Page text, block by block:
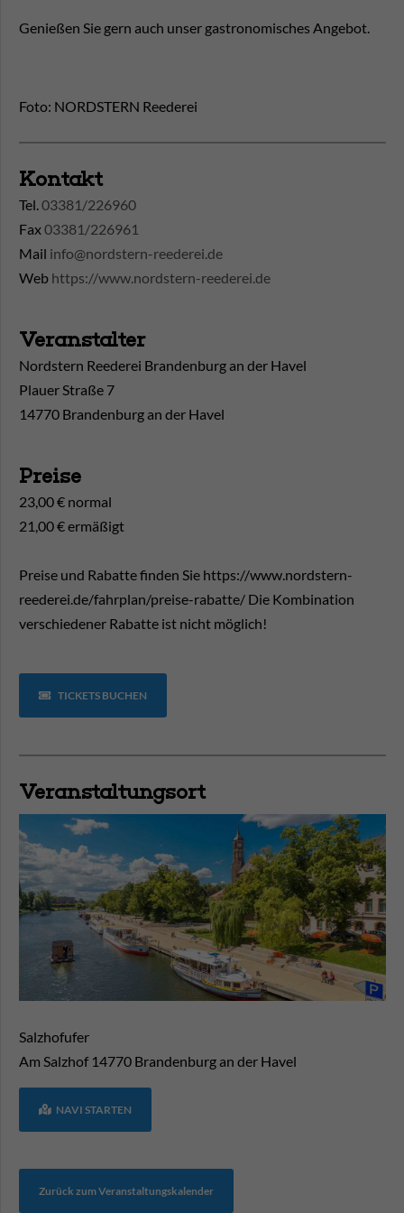
Genießen Sie gern auch unser gastronomisches Angebot.
Foto: NORDSTERN Reederei
Kontakt
Tel. 03381/226960
Fax03381/226961
Mail info@nordstern-reederei.de
Web https://www.nordstern-reederei.de
Veranstalter
Nordstern Reederei Brandenburg an der Havel
Plauer Straße 7
14770 Brandenburg an der Havel
Preise
23,00 € normal
21,00 € ermäßigt
Preise und Rabatte finden Sie https://www.nordstern-
reederei.de/fahrplan/preise-rabatte/ Die Kombination
verschiedener Rabatte ist nicht möglich!
TICKETS BUCHEN
Veranstaltungsort
Salzhofufer
Am Salzhof 14770 Brandenburg an der Havel
NAVI STARTEN
Zurück zum Veranstaltungskalender